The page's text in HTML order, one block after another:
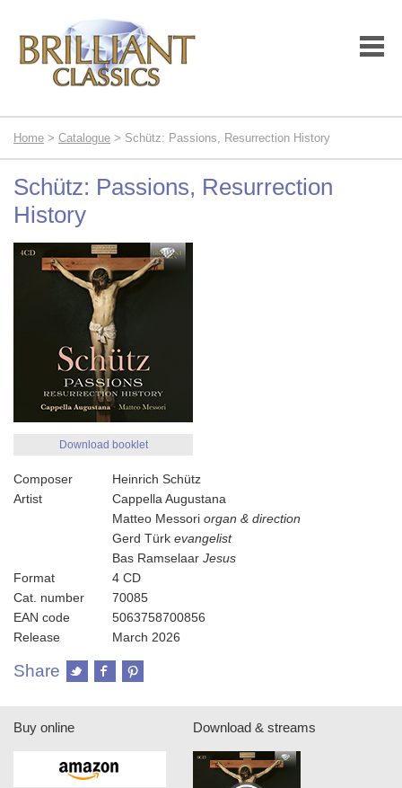
Home > Catalogue > Schütz: Passions, Resurrection History
Schütz: Passions, Resurrection
History
Download booklet
Composer
Heinrich Schütz
Artist
Cappella Augustana
Matteo Messori organ & direction
Gerd Türk evangelist
Bas Ramselaar Jesus
Format
4 CD
Cat. number
70085
EAN code
5063758700856
Release
March 2026
Share
Buy online Download & streams